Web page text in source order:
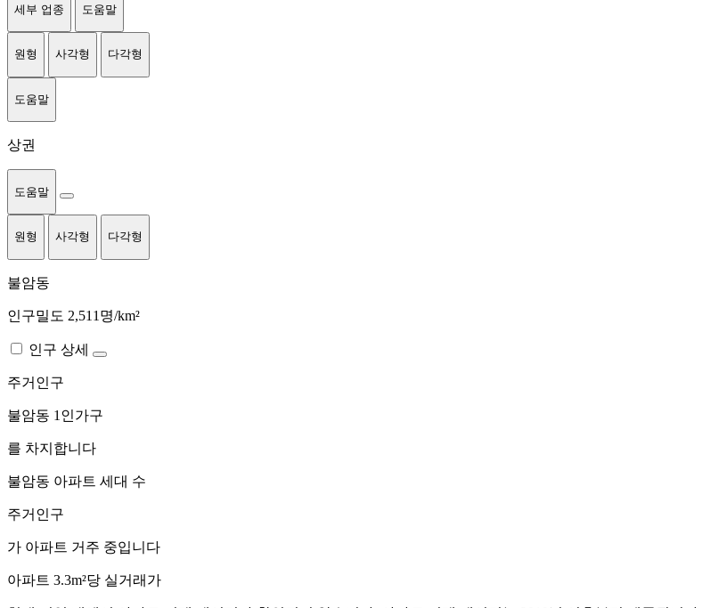
세부 업종 도움말
원형 사각형 다각형
도움말
상권
도움말
원형 사각형 다각형
불암동
인구밀도 2,511명/km²
인구 상세
주거인구
불암동 1인가구
를 차지합니다
불암동 아파트 세대 수
주거인구
가 아파트 거주 중입니다
아파트 3.3m²당 실거래가